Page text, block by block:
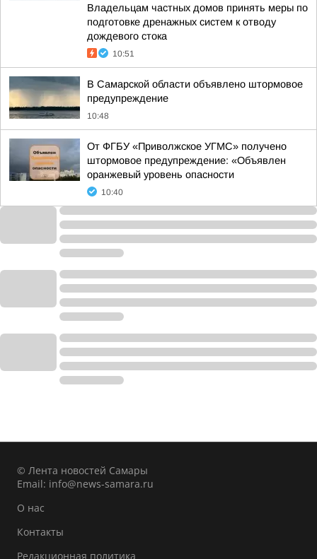
Владельцам частных домов принять меры по
подготовке дренажных систем к отводу
дождевого стока
10:51
В Самарской области объявлено штормовое
предупреждение
10:48
От ФГБУ «Приволжское УГМС» получено
штормовое предупреждение: «Объявлен
оранжевый уровень опасности
10:40
© Лента новостей Самары
Email: info@news-samara.ru
О нас
Контакты
Редакционная политика